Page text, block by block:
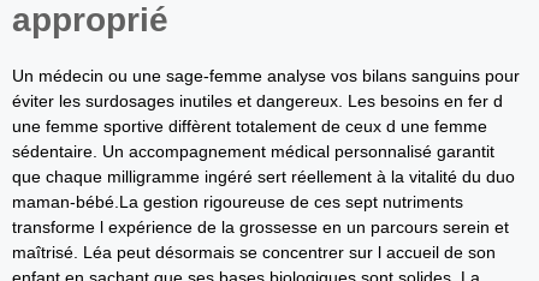
approprié
Un médecin ou une sage-femme analyse vos bilans sanguins pour
éviter les surdosages inutiles et dangereux. Les besoins en fer d
une femme sportive diffèrent totalement de ceux d une femme
sédentaire. Un accompagnement médical personnalisé garantit
que chaque milligramme ingéré sert réellement à la vitalité du duo
maman-bébé.La gestion rigoureuse de ces sept nutriments
transforme l expérience de la grossesse en un parcours serein et
maîtrisé. Léa peut désormais se concentrer sur l accueil de son